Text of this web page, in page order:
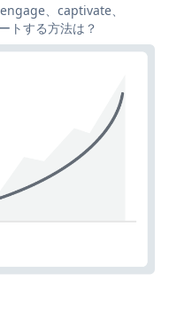
、captivate、
トする方法は？